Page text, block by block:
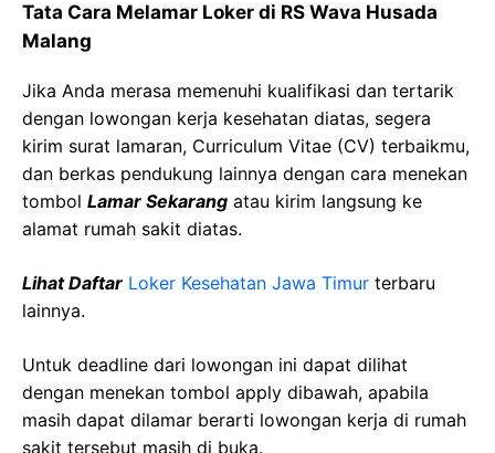
Tata Cara Melamar Loker di RS Wava Husada
Malang
Jika Anda merasa memenuhi kualifikasi dan tertarik
dengan lowongan kerja kesehatan diatas, segera
kirim surat lamaran, Curriculum Vitae (CV) terbaikmu,
dan berkas pendukung lainnya dengan cara menekan
tombol Lamar Sekarang atau kirim langsung ke
alamat rumah sakit diatas.
Lihat Daftar Loker Kesehatan Jawa Timur terbaru
lainnya.
Untuk deadline dari lowongan ini dapat dilihat
dengan menekan tombol apply dibawah, apabila
masih dapat dilamar berarti lowongan kerja di rumah
sakit tersebut masih di buka.